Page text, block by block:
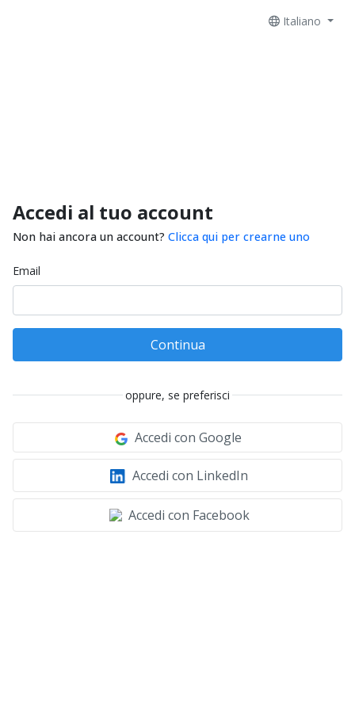
Italiano
Accedi al tuo account
Non hai ancora un account? Clicca qui per crearne uno
Email
Continua
oppure, se preferisci
Accedi con Google
Accedi con LinkedIn
Accedi con Facebook